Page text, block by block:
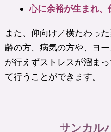
心に余裕が生まれ、
また、仰向け／横たわっ
齢の方、病気の方や、ヨー
が行えずストレスが溜ま
て行うことができます。
サンカル